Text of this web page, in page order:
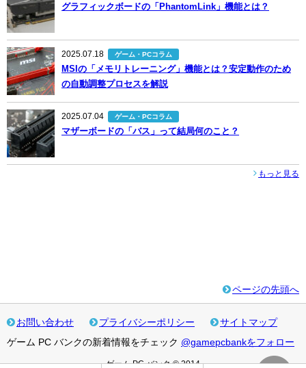
グラフィックボードの「PhantomLink」機能とは？
2025.07.18 ゲーム・PCコラム
MSIの「メモリトレーニング」機能とは？安定動作のため
の自動調整プロセスを解説
2025.07.04 ゲーム・PCコラム
マザーボードの「バス」って結局何のこと？
もっと見る
ページの先頭へ
お問い合わせ プライバシーポリシー
サイトマップ
ゲーム PC バンクの新着情報をチェック @gamepcbankをフォロー
ゲーム PC バンク © 2014